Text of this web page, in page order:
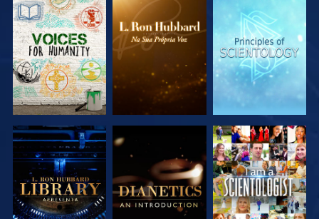
EXPLORAR A
SÉRIE
EXPLORAR A
SÉRIE
EXPLORAR A
SÉRIE
EXPLORAR A
SÉRIE
EXPLORAR A
SÉRIE
VER